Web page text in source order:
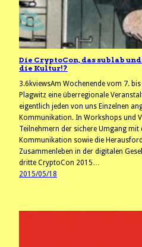
Die CryptoCon, das sublab
die Kultur!?
3.6kviewsAm Wochenende vom 7.
Plagwitz eine überregionale
eigentlich jeden von uns Einzelnen
Kommunikation. In Workshops und
Teilnehmern der sichere Umgang mit
Kommunikation sowie die
Zusammenleben in der digitalen
dritte CryptoCon 2015…
2015/05/18